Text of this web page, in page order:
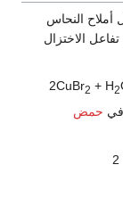
أملاح النحاس
تفاعل الاختزال
2CuBr2 + H2
حمض
2